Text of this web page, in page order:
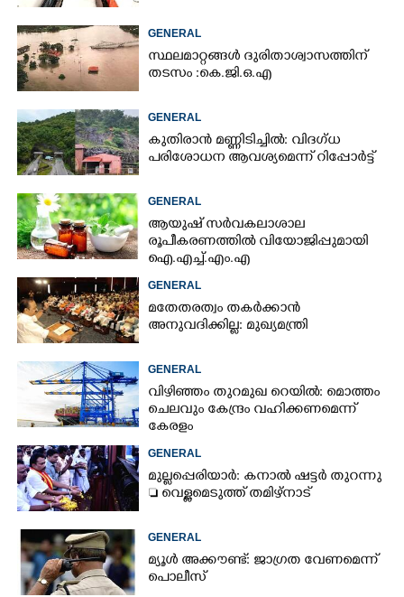
GENERAL
സ്ഥലമാറ്റങ്ങൾ ദുരിതാശ്വാസത്തിന്
തടസം :കെ.ജി.ഒ.എ
GENERAL
കുതിരാൻ മണ്ണിടിച്ചിൽ: വിദഗ്ധ
പരിശോധന ആവശ്യമെന്ന് റിപ്പോർട്ട്
GENERAL
ആയുഷ് സർവകലാശാല
രൂപീകരണത്തിൽ വിയോജിപ്പുമായി
ഐ.എച്ച്.എം.എ
GENERAL
മതേതരത്വം തകർക്കാൻ
അനുവദിക്കില്ല: മുഖ്യമന്ത്രി
GENERAL
വിഴിഞ്ഞം തുറമുഖ റെയിൽ: മൊത്തം
ചെലവും കേന്ദ്രം വഹിക്കണമെന്ന്
കേരളം
GENERAL
മുല്ലപ്പെരിയാർ: കനാൽ ഷട്ടർ തുറന്നു
 വെള്ളമെടുത്ത് തമിഴ്നാട്
GENERAL
മ്യൂൾ അക്കൗണ്ട്: ജാഗ്രത വേണമെന്ന്
പൊലീസ്